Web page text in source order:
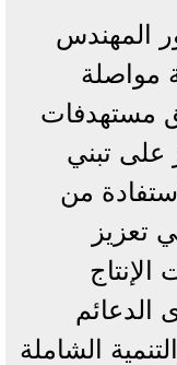
المهندس
مواصلة
مستهدفات
على تبني
من
تعزيز
الدعائم
الشاملة